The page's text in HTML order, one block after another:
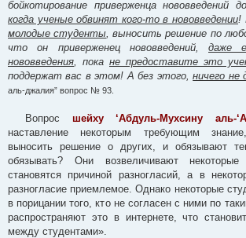
бойкотирование приверженца нововведений
когда ученые обвинят кого-то в нововведении!
молодые студенты , выносить решение по
что он приверженец нововведений, даже
нововведения , пока не предоставите это
поддержат вас в этом! А без этого,ничего не
аль-джалия” вопрос № 93.
Вопрос шейху ‘Абдуль-Мухсину аль-
наставление некоторым требующим
выносить решение о других, и обязывают
обязывать? Они возвеличивают
становятся причиной разногласий, а в
разногласие приемлемое. Однако некоторые
в порицании того, кто не согласен с ними по
распространяют это в интернете, что
между студентами».